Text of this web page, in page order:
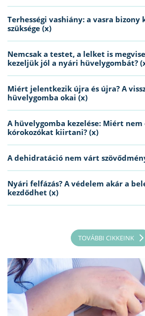
Terhességi vashiány: a vasra
szüksége (x)
Nemcsak a testet, a lelket is
kezeljük jól a nyári hüvelygombát?
Miért jelentkezik újra és újra? A
hüvelygomba okai (x)
A hüvelygomba kezelése: Miért nem
kórokozókat kiirtani? (x)
A dehidratáció nem várt
Nyári felfázás? A védelem akár a
kezdődhet (x)
TOVÁBBI CIKKEINK